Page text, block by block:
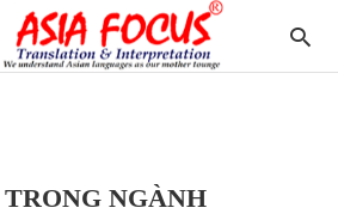
NGÀNH